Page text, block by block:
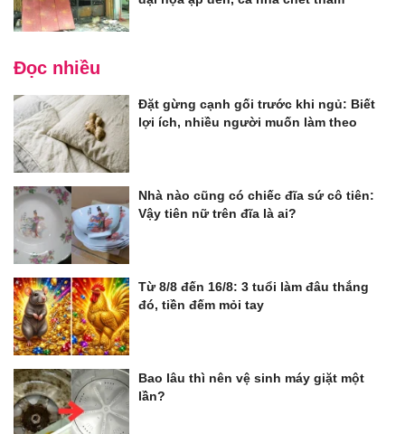
Đọc nhiều
Đặt gừng cạnh gối trước khi ngủ: Biết
lợi ích, nhiều người muốn làm theo
Nhà nào cũng có chiếc đĩa sứ cô tiên:
Vậy tiên nữ trên đĩa là ai?
Từ 8/8 đến 16/8: 3 tuổi làm đâu thắng
đó, tiền đếm mỏi tay
Bao lâu thì nên vệ sinh máy giặt một
lần?